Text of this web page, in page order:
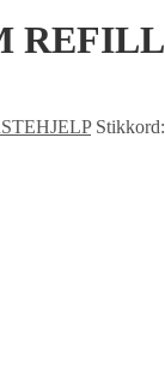
REFILL
Stikkord: